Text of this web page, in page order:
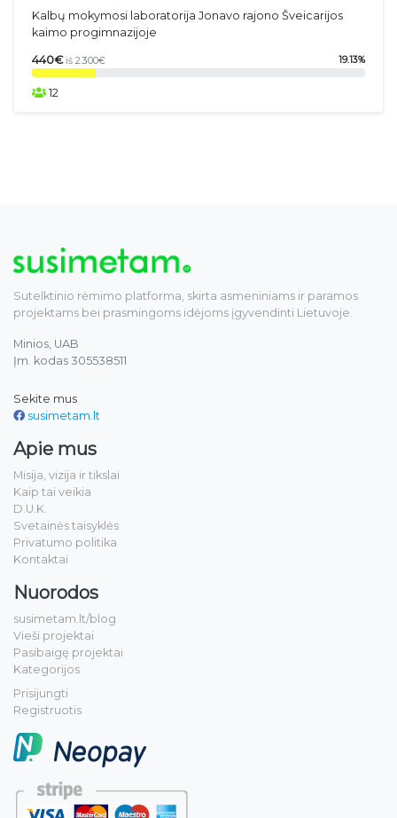
Kalbų mokymosi laboratorija Jonavo rajono Šveicarijos
kaimo progimnazijoje
440€ iš 2.300€ 19.13%
12
Sutelktinio rėmimo platforma, skirta asmeniniams ir paramos
projektams bei prasmingoms idėjoms įgyvendinti Lietuvoje.
Minios, UAB
Įm. kodas 305538511
Sekite mus
susimetam.lt
Apie mus
Misija, vizija ir tikslai
Kaip tai veikia
D.U.K.
Svetainės taisyklės
Privatumo politika
Kontaktai
Nuorodos
susimetam.lt/blog
Vieši projektai
Pasibaigę projektai
Kategorijos
Prisijungti
Registruotis